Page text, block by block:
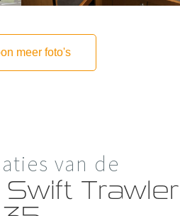
meer foto's
van de
Trawler